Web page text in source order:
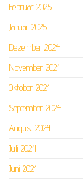
Februar 2025
Januar 2025
Dezember 2024
November 2024
Oktober 2024
September 2024
August 2024
Juli 2024
Juni 2024